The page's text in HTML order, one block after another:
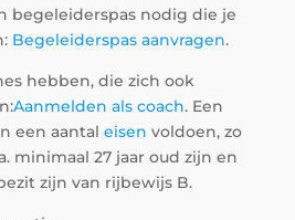
begeleiderspas nodig die je
Begeleiderspas aanvragen.
hebben, die zich ook
Aanmelden als coach. Een
een aantal eisen voldoen, zo
minimaal 27 jaar oud zijn en
zijn van rijbewijs B.